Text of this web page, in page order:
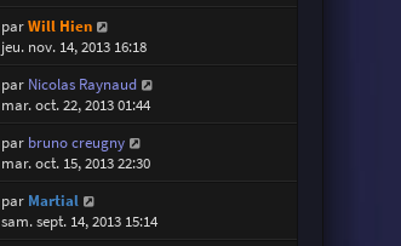
parWill Hien
jeu. nov. 14, 2013 16:18
par Nicolas Raynaud
mar. oct. 22, 2013 01:44
par bruno creugny
mar. oct. 15, 2013 22:30
par Martial
sam. sept. 14, 2013 15:14